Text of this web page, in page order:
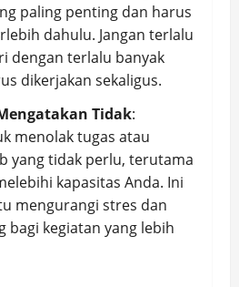
paling penting dan harus
dahulu. Jangan terlalu
dengan terlalu banyak
dikerjakan sekaligus.
Tidak:
menolak tugas atau
yang tidak perlu, terutama
kapasitas Anda. Ini
mengurangi stres dan
bagi kegiatan yang lebih